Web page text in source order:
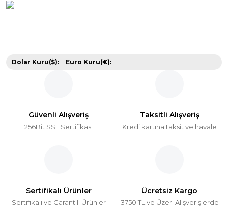
Dolar Kuru($): Euro Kuru(€):
Güvenli Alışveriş
256Bit SSL Sertifikası
Taksitli Alışveriş
Kredi kartına taksit ve havale
Sertifikalı Ürünler
Sertifikalı ve Garantili Ürünler
Ücretsiz Kargo
3750 TL ve Üzeri Alışverişlerde